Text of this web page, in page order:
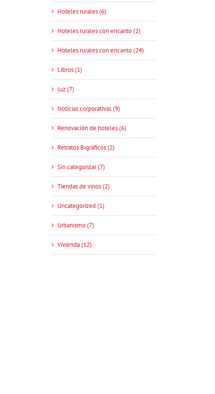
Hoteles rurales (6)
Hoteles rurales con encanto (2)
Hoteles rurales con encanto (24)
Libros (1)
luz (7)
Notícias corporativas (9)
Renovación de hoteles (6)
Retratos Bigráficos (2)
Sin categorizar (7)
Tiendas de vinos (2)
Uncategorized (1)
Urbanismo (7)
Vivienda (12)